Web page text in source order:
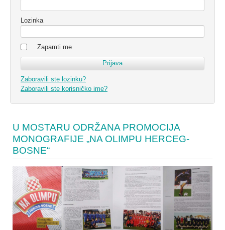
Lozinka
Zapamti me
Zaboravili ste lozinku?
Zaboravili ste korisničko ime?
U MOSTARU ODRŽANA PROMOCIJA
MONOGRAFIJE „NA OLIMPU HERCEG-
BOSNE“